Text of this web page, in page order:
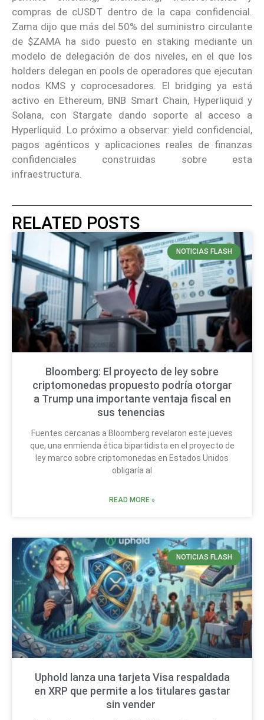
compras de cUSDT dentro de la capa confidencial.
Zama dijo que más del 50% del suministro circulante
de $ZAMA ha sido puesto en staking mediante un
modelo de delegación de dos niveles, en el que los
holders delegan en pools de operadores que ejecutan
nodos KMS y coprocesadores. El bridging ya está
activo en Ethereum, BNB Smart Chain, Hyperliquid y
Solana, con Stargate dando soporte al acceso a
Hyperliquid. Lo próximo a observar: yield confidencial,
pagos agénticos y aplicaciones reales de finanzas
confidenciales construidas sobre esta
infraestructura.
RELATED POSTS
NOTICIAS FLASH
Bloomberg: El proyecto de ley sobre
criptomonedas propuesto podría otorgar
a Trump una importante ventaja fiscal en
sus tenencias
Fuentes cercanas a Bloomberg revelaron este jueves
que, una enmienda ética bipartidista en el proyecto de
ley marco sobre criptomonedas en Estados Unidos
obligaría al
READ MORE »
NOTICIAS FLASH
Uphold lanza una tarjeta Visa respaldada
en XRP que permite a los titulares gastar
sin vender